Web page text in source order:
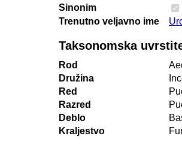
Sinonim
Trenutno veljavno ime
Taksonomska
Rod
Družina
Red
Razred
Deblo
Kraljestvo